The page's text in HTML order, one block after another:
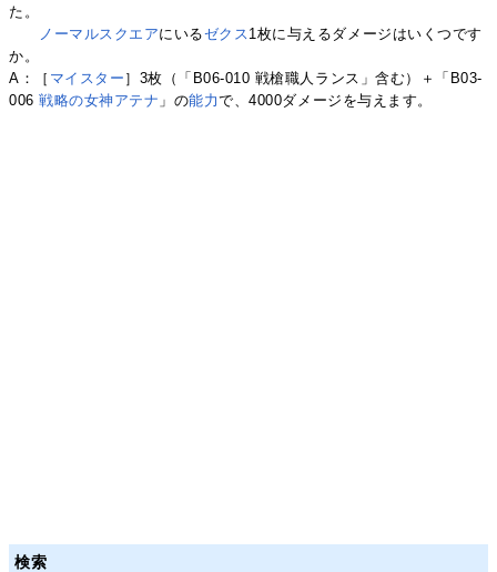
た。
ノーマルスクエアにいるゼクス 1枚に与えるダメージはいくつです
か。
A：［ マイスター ］3枚（「B06-010 戦槍職人ランス」含む）＋「B03-
006戦略の女神アテナ 」の能力で、4000ダメージを与えます。
検索